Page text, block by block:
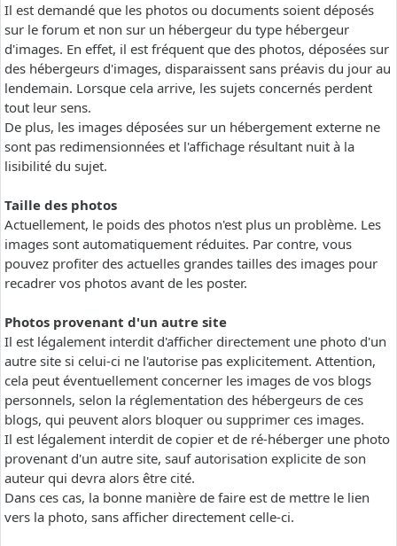
Il est demandé que les photos ou documents soient déposés
sur le forum et non sur un hébergeur du type hébergeur
d'images. En effet, il est fréquent que des photos, déposées sur
des hébergeurs d'images, disparaissent sans préavis du jour au
lendemain. Lorsque cela arrive, les sujets concernés perdent
tout leur sens.
De plus, les images déposées sur un hébergement externe ne
sont pas redimensionnées et l'affichage résultant nuit à la
lisibilité du sujet.
Taille des photos
Actuellement, le poids des photos n'est plus un problème. Les
images sont automatiquement réduites. Par contre, vous
pouvez profiter des actuelles grandes tailles des images pour
recadrer vos photos avant de les poster.
Photos provenant d'un autre site
Il est légalement interdit d'afficher directement une photo d'un
autre site si celui-ci ne l'autorise pas explicitement. Attention,
cela peut éventuellement concerner les images de vos blogs
personnels, selon la réglementation des hébergeurs de ces
blogs, qui peuvent alors bloquer ou supprimer ces images.
Il est légalement interdit de copier et de ré-héberger une photo
provenant d'un autre site, sauf autorisation explicite de son
auteur qui devra alors être cité.
Dans ces cas, la bonne manière de faire est de mettre le lien
vers la photo, sans afficher directement celle-ci.